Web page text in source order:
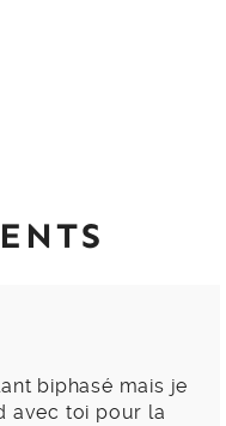
biphasé mais je
avec toi pour la